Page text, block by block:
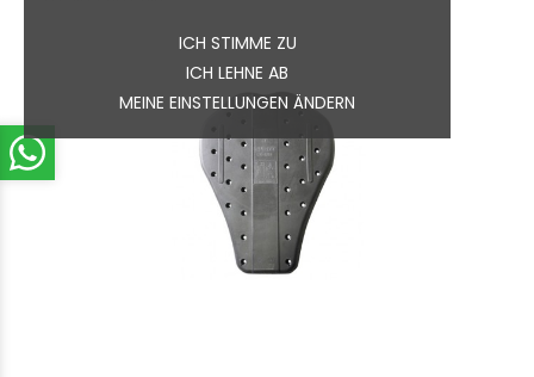
ICH STIMME ZU
ICH LEHNE AB
MEINE EINSTELLUNGEN ÄNDERN